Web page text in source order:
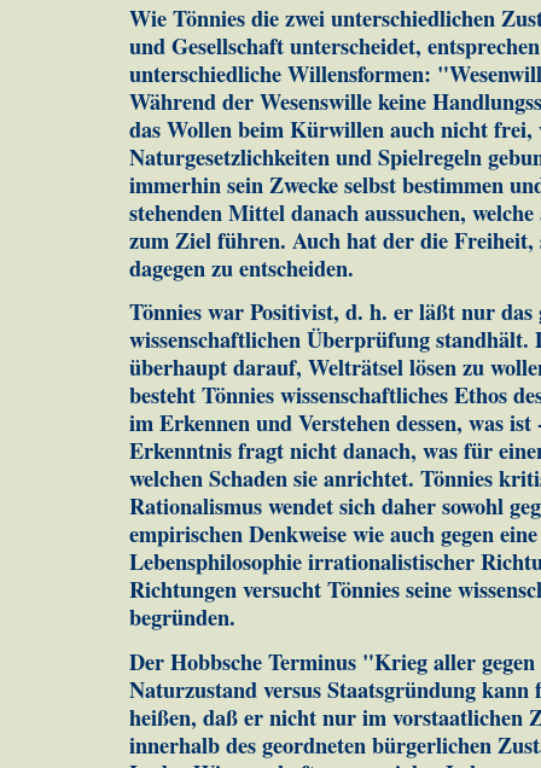
Wie Tönnies die zwei unterschiedlichen
und Gesellschaft unterscheidet,
unterschiedliche Willensformen:
Während der Wesenswille keine
das Wollen beim Kürwillen auch nicht frei,
Naturgesetzlichkeiten und Spielregeln
immerhin sein Zwecke selbst bestimmen
stehenden Mittel danach aussuchen,
zum Ziel führen. Auch hat der die Freiheit,
dagegen zu entscheiden.
Tönnies war Positivist, d. h. er läßt nur das
wissenschaftlichen Überprüfung standhält.
überhaupt darauf, Welträtsel lösen zu
besteht Tönnies wissenschaftliches Ethos
im Erkennen und Verstehen dessen, was
Erkenntnis fragt nicht danach, was für
welchen Schaden sie anrichtet. Tönnies
Rationalismus wendet sich daher sowohl
empirischen Denkweise wie auch gegen
Lebensphilosophie irrationalistischer
Richtungen versucht Tönnies seine
begründen.
Der Hobbsche Terminus "Krieg aller
Naturzustand versus Staatsgründung kann
heißen, daß er nicht nur im vorstaatlichen
innerhalb des geordneten bürgerlichen